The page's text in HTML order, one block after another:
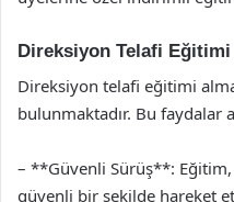
Direksiyon Telafi Eğitimi
Direksiyon telafi eğitimi
bulunmaktadır. Bu faydalar
– **Güvenli Sürüş**:
güvenli bir şekilde hareket